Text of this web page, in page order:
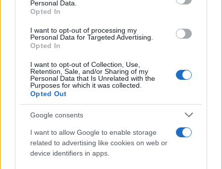
Personal Data.
Opted In
I want to opt-out of processing my
Personal Data for Targeted Advertising.
Opted In
I want to opt-out of Collection, Use,
Retention, Sale, and/or Sharing of my
Personal Data that Is Unrelated with the
Purposes for which it was collected.
Opted Out
Google consents
I want to allow Google to enable storage
related to advertising like cookies on web or
device identifiers in apps.
Marfin: «Δεν υπάρχει ταυτοποίηση, ίδια εξέταση
είχε γίνει και το 2022» λέει ο δικηγόρος της